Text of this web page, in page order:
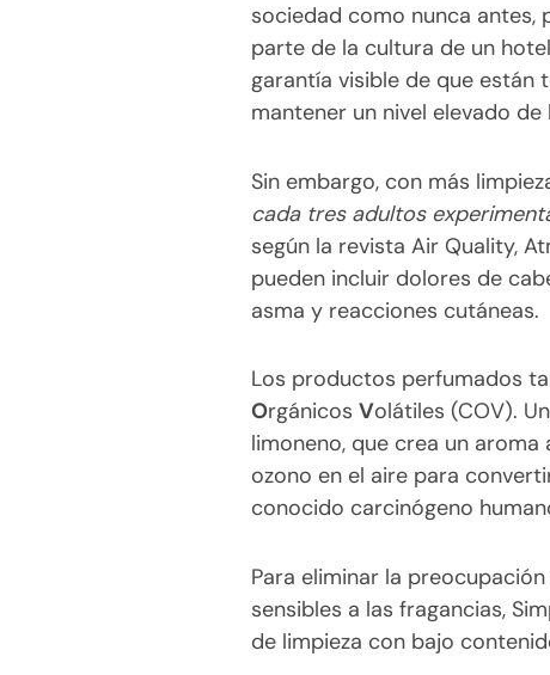
sociedad como nunca antes,
parte de la cultura de un
garantía visible de que están
mantener un nivel elevado de
Sin embargo, con más
cada tres adultos
según la revista Air Quality,
pueden incluir dolores de
asma y reacciones cutáneas.
Los productos perfumados
Orgánicos Volátiles (COV).
limoneno, que crea un
ozono en el aire para
conocido carcinógeno
Para eliminar la
sensibles a las fragancias,
de limpieza con bajo